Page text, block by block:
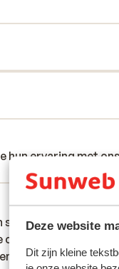
Deze website
Dit zijn kleine
hun ervaring met
28 jan. 2024
schoon. Alles
opladen.
schoon. Alles
opladen.